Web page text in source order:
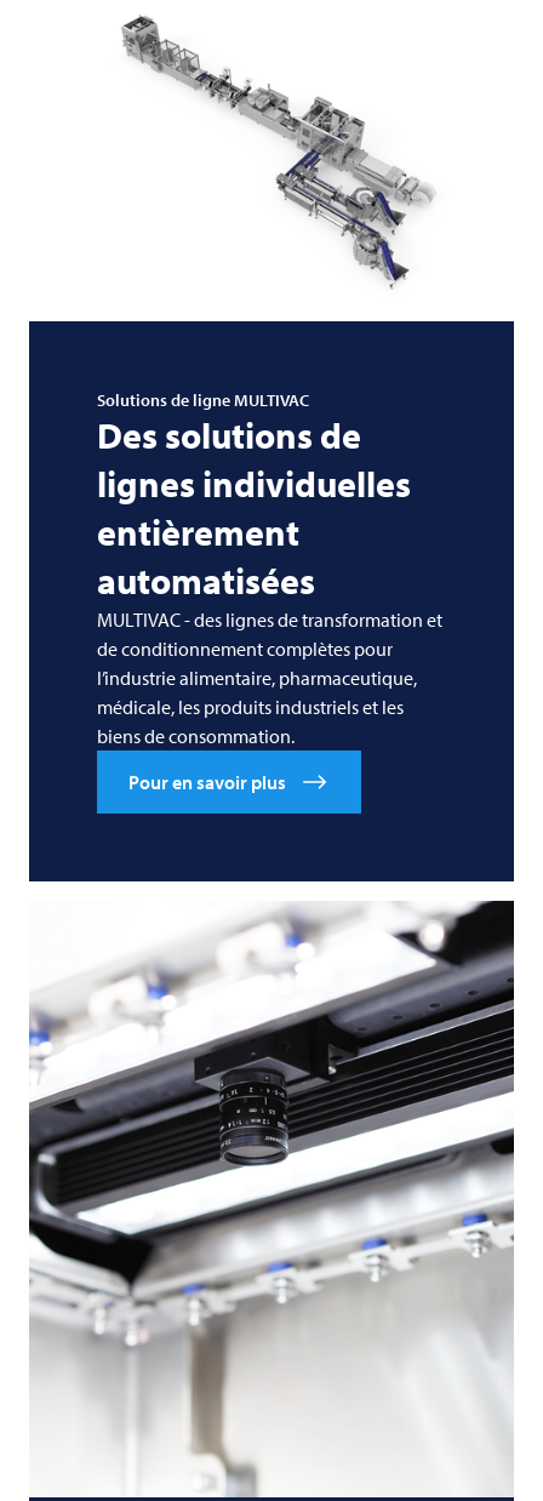
Solutions de ligneMULTIVAC
Des solutions de
lignes individuelles
entièrement
automatisées
MULTIVAC - des lignes de transformation et
de conditionnement complètes pour
l’industrie alimentaire, pharmaceutique,
médicale, les produits industriels et les
biens de consommation.
Pour en savoir plus